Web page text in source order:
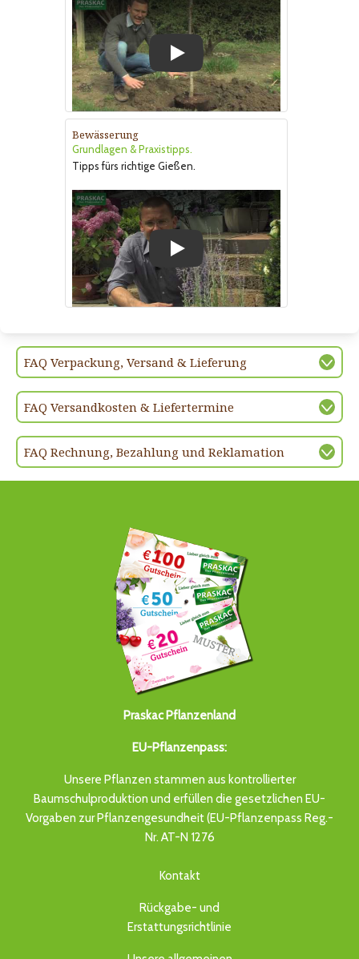
Play
Bewässerung
Grundlagen & Praxistipps.
Tipps fürs richtige Gießen.
Play
FAQ Verpackung, Versand & Lieferung
FAQ Versandkosten & Liefertermine
FAQ Rechnung, Bezahlung und Reklamation
Praskac Pflanzenland
EU-Pflanzenpass:
Unsere Pflanzen stammen aus kontrollierter
Baumschulproduktion und erfüllen die gesetzlichen EU-
Vorgaben zur Pflanzengesundheit (EU-Pflanzenpass Reg.-
Nr. AT-N 1276
Kontakt
Rückgabe- und
Erstattungsrichtlinie